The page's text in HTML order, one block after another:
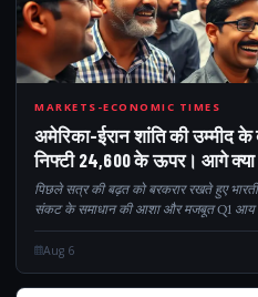
200
MARKETS-ECONOMIC TIMES
अमेरिका-ईरान शांति की उम्मीद
निफ्टी 24,600 के ऊपर। आगे क्या
पिछले सत्र की बढ़त को बरकरार रखते हुए
संकट के समाधान की आशा और मजबूत Q1 आय ने
प्रमुख क्षेत्र और व्यापक बाजार भी पंजीकरण
Aug 6